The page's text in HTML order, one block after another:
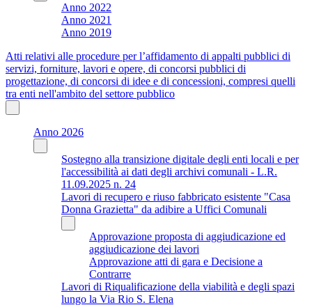
Anno 2022
Anno 2021
Anno 2019
Atti relativi alle procedure per l’affidamento di appalti pubblici di
servizi, forniture, lavori e opere, di concorsi pubblici di
progettazione, di concorsi di idee e di concessioni, compresi quelli
tra enti nell'ambito del settore pubblico
Anno 2026
Sostegno alla transizione digitale degli enti locali e per
l'accessibilità ai dati degli archivi comunali - L.R.
11.09.2025 n. 24
Lavori di recupero e riuso fabbricato esistente "Casa
Donna Grazietta" da adibire a Uffici Comunali
Approvazione proposta di aggiudicazione ed
aggiudicazione dei lavori
Approvazione atti di gara e Decisione a
Contrarre
Lavori di Riqualificazione della viabilità e degli spazi
lungo la Via Rio S. Elena